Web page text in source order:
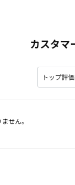
カスタマ
せん。